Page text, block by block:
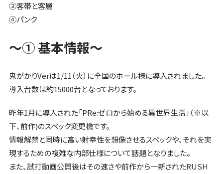
③客帯と客層
④パンク
～① 基本情報～
鬼がかりVerは1/11（火）に全国のホール様に導入されました。
導入台数は約15000台となっております。
昨年1月に導入された「PRe:ゼロから始める異世界生活」（※以
下、前作)のスペック変更機です。
情報解禁と同時に高い射幸性を想像させるスペックや、それを実
現するための複雑な内部仕様について話題となりました。
また、試打動画公開後はその速さや前作から一新されたRUSH